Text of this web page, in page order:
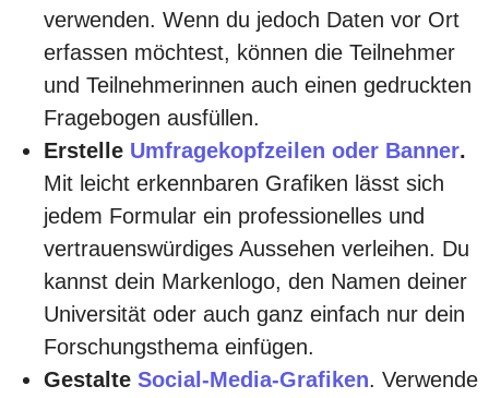
verwenden. Wenn du jedoch Daten vor Ort
erfassen möchtest, können die Teilnehmer
und Teilnehmerinnen auch einen gedruckten
Fragebogen ausfüllen.
Erstelle Umfragekopfzeilen oder Banner.
Mit leicht erkennbaren Grafiken lässt sich
jedem Formular ein professionelles und
vertrauenswürdiges Aussehen verleihen. Du
kannst dein Markenlogo, den Namen deiner
Universität oder auch ganz einfach nur dein
Forschungsthema einfügen.
Gestalte Social-Media-Grafiken. Verwende